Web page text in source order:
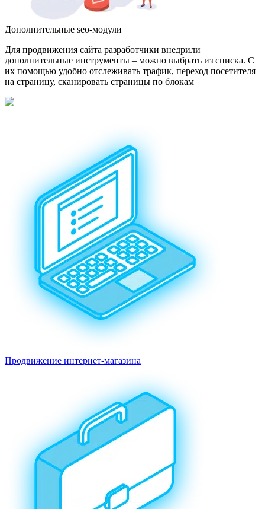
Дополнительные seo-модули
Для продвижения сайта разработчики внедрили
дополнительные инструменты – можно выбрать из списка. С
их помощью удобно отслеживать трафик, переход посетителя
на страницу, сканировать страницы по блокам
Продвижение интернет-магазина